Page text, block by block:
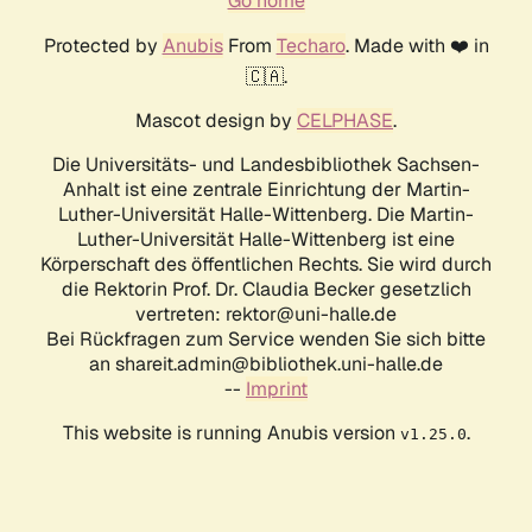
Protected by AnubisFrom Techaro. Made with ❤️ in
🇨🇦.
Mascot design by CELPHASE.
Die Universitäts- und Landesbibliothek Sachsen-
Anhalt ist eine zentrale Einrichtung der Martin-
Luther-Universität Halle-Wittenberg. Die Martin-
Luther-Universität Halle-Wittenberg ist eine
Körperschaft des öffentlichen Rechts. Sie wird durch
die Rektorin Prof. Dr. Claudia Becker gesetzlich
vertreten: rektor@uni-halle.de
Bei Rückfragen zum Service wenden Sie sich bitte
an shareit.admin@bibliothek.uni-halle.de
-- Imprint
This website is running Anubis version v1.25.0.